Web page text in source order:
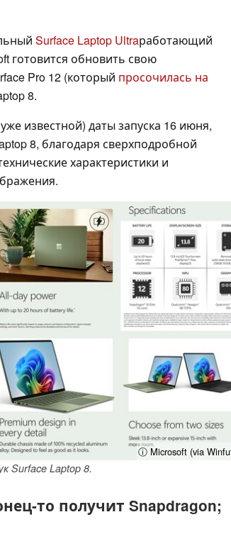
Surface Laptop Ultraработающий
готовится обновить свою
Pro 12 (который просочилась на
8.
известной) даты запуска 16 июня,
8, благодаря сверхподробной
характеристики и
ⓘ Microsoft (via
Surface Laptop 8.
то получит Snapdragon;